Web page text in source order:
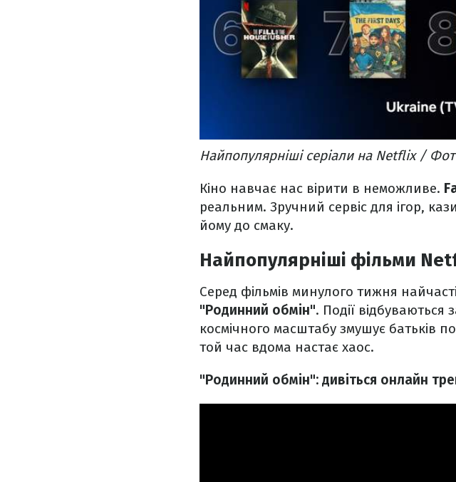
Найпопулярніші серіали на Netflix /
Кіно навчає нас вірити в неможливе.
реальним. Зручний сервіс для ігор,
йому до смаку.
Найпопулярніші фільми
Серед фільмів минулого тижня
"Родинний обмін". Події відбуваються
космічного масштабу змушує батьків
той час вдома настає хаос.
"Родинний обмін": дивіться онлайн